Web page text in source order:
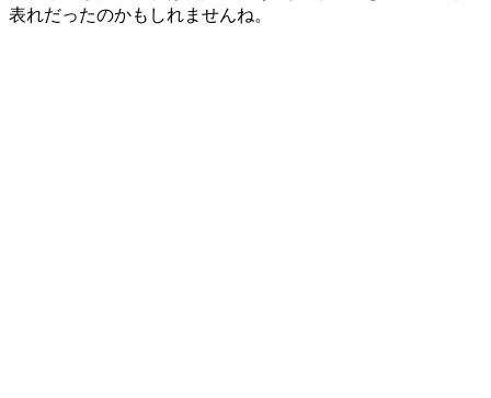
表れだったのかもしれませんね。